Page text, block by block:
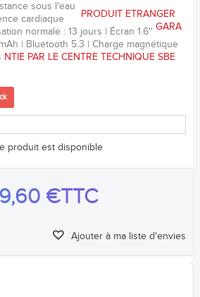
sous l'eau
cardiaque
normale : 13 jours
Écran 1.6''
mAh Bluetooth 5.3
Charge magnétique
PRODUIT ETRANGER
GARA
NTIE PAR LE CENTRE TECHNIQUE SBE
produit est disponible
€TTC
Ajouter à ma liste d'envies